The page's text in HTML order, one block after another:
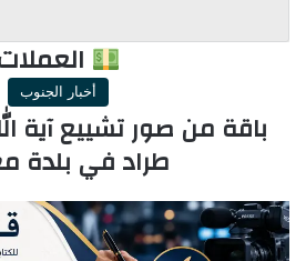
أخبار الجنوب
باقة من صور تشييع آية
طراد في بلدة